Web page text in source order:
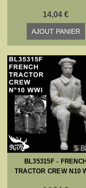
14,04 €
AJOUT PANIER
BL35315F - FRENCH
TRACTOR CREW N10